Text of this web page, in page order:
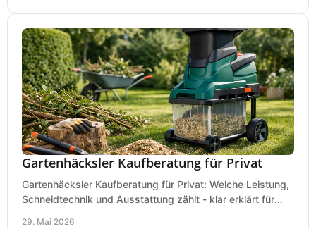
Gartenhäcksler Kaufberatung für Privat
Gartenhäcksler Kaufberatung für Privat: Welche Leistung,
Schneidtechnik und Ausstattung zählt - klar erklärt für
29. Mai 2026